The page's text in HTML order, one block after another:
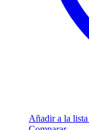
Añadir a la lista